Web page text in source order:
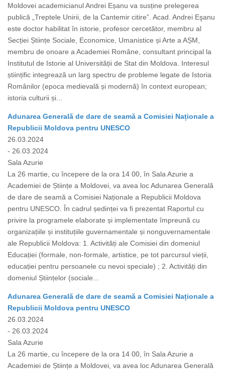
Moldovei academicianul Andrei Eșanu va susține prelegerea
publică „Treptele Unirii, de la Cantemir citire”. Acad. Andrei Eşanu
este doctor habilitat în istorie, profesor cercetător, membru al
Secției Științe Sociale, Economice, Umanistice și Arte a AȘM,
membru de onoare a Academiei Române, consultant principal la
Institutul de Istorie al Universității de Stat din Moldova. Interesul
științific integrează un larg spectru de probleme legate de Istoria
Românilor (epoca medievală și modernă) în context european;
istoria culturii și...
Adunarea Generală de dare de seamă a Comisiei Naționale a
Republicii Moldova pentru UNESCO
26.03.2024
- 26.03.2024
Sala Azurie
La 26 martie, cu începere de la ora 14 00, în Sala Azurie a
Academiei de Științe a Moldovei, va avea loc Adunarea Generală
de dare de seamă a Comisiei Naționale a Republicii Moldova
pentru UNESCO. În cadrul ședinței va fi prezentat Raportul cu
privire la programele elaborate și implementate împreună cu
organizațiile și instituțiile guvernamentale și nonguvernamentale
ale Republicii Moldova: 1. Activități ale Comisiei din domeniul
Educației (formale, non-formale, artistice, pe tot parcursul vieții,
educației pentru persoanele cu nevoi speciale) ; 2. Activități din
domeniul Științelor (sociale...
Adunarea Generală de dare de seamă a Comisiei Naționale a
Republicii Moldova pentru UNESCO
26.03.2024
- 26.03.2024
Sala Azurie
La 26 martie, cu începere de la ora 14 00, în Sala Azurie a
Academiei de Științe a Moldovei, va avea loc Adunarea Generală